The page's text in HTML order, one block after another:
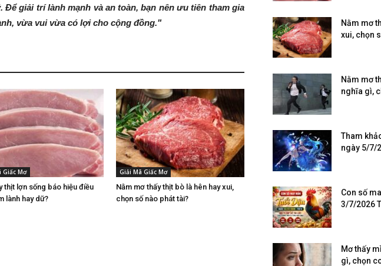
giải trí lành mạnh và an toàn, bạn nên ưu tiên tham gia
vừa vui vừa có lợi cho cộng đồng."
Giấc Mơ
thịt lợn sống báo hiệu điều
lành hay dữ?
Giải Mã Giấc Mơ
Nằm mơ thấy thịt bò là hên hay xui,
chọn số nào phát tài?
Nằm mơ
xui, chọn
Nằm mơ
nghĩa gì,
Tham
ngày 5/7/
Con số
3/7/2026
Mơ thấy
gì, chọn